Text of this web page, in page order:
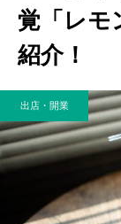
覚「レモ
紹介！
出店・開業